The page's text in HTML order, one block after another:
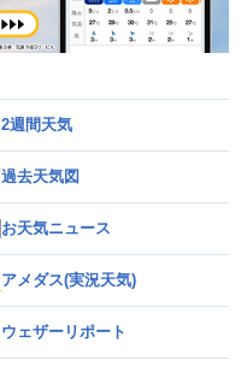
2週間天気
過去天気図
お天気ニュース
アメダス(実況天気)
ウェザーリポート